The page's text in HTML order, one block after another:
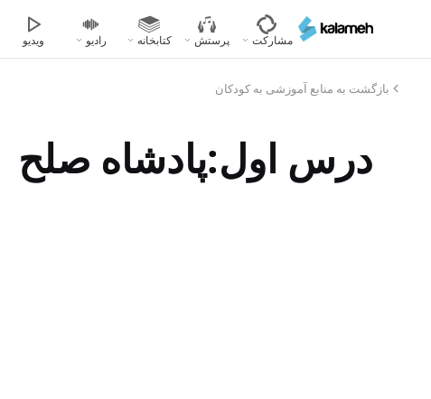
محتوای
مشارکت پرستش کتابخانه رادیو ویدیو
بازگشت به منابع آموزشی به کودکان
درس اول:پادشاه صلح